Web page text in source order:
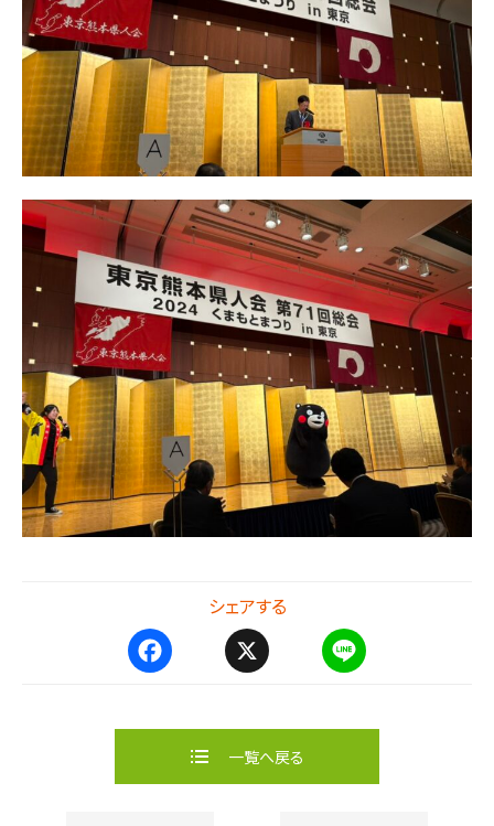
シェアする
e
o
e
一覧へ戻る